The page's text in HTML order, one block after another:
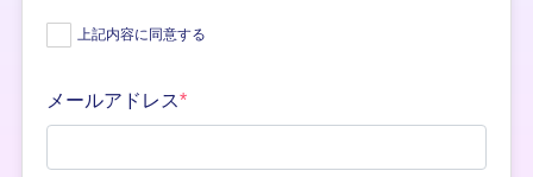
上記内容に同意する
メールアドレス*